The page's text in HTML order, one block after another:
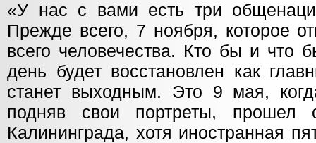
«У нас с вами есть три
Прежде всего, 7 ноября, которое
всего человечества. Кто бы и что
день будет восстановлен как
станет выходным. Это 9 мая,
подняв свои портреты, прошел
Калининграда, хотя иностранная